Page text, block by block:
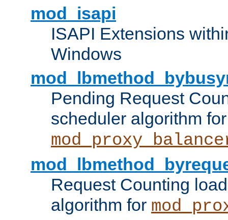
mod_isapi
ISAPI Extensions
Windows
Pending Request
scheduler algorithm for
Request Counting
algorithm for